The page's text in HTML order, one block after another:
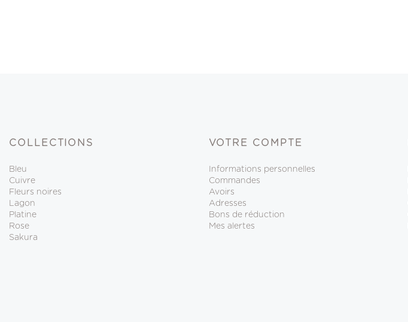
COLLECTIONS
Bleu
Cuivre
Fleurs noires
Lagon
Platine
Rose
Sakura
VOTRE COMPTE
Informations personnelles
Commandes
Avoirs
Adresses
Bons de réduction
Mes alertes